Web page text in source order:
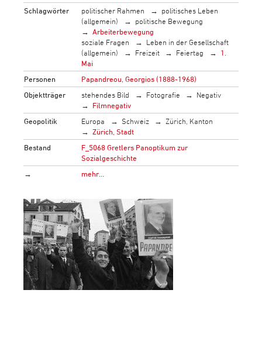
Schlagwörter
politischer Rahmen
politisches Leben
(allgemein)
politische Bewegung
Arbeiterbewegung
soziale Fragen
Leben in der Gesellschaft
(allgemein)
Freizeit Feiertag
1.
Mai
Personen
Papandreou, Georgios (1888-1968)
Objektträger
stehendes Bild Fotografie
Negativ
Filmnegativ
Geopolitik
Europa Schweiz
Zürich, Kanton
Zürich, Stadt
Bestand
F_5068 Gretlers Panoptikum zur
Sozialgeschichte
→
mehr…